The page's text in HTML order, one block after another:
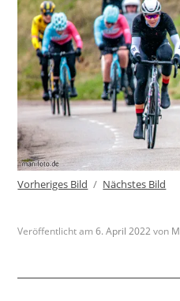
Vorheriges Bild Nächstes Bild
Veröffentlicht am6. April 2022von